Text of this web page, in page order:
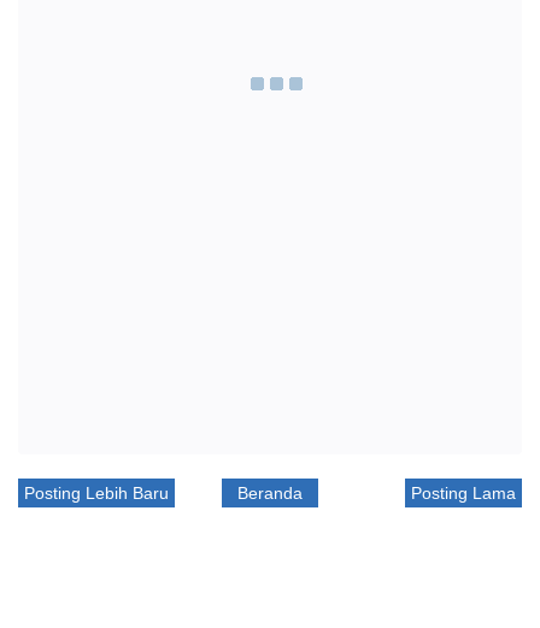
Posting Lebih Baru Posting Lama
Beranda